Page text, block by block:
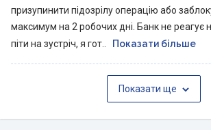
призупинити підозрілу операцію або
максимум на 2 робочих дні. Банк не реагує
піти на зустріч, я гот..
Показати більше
Показати ще